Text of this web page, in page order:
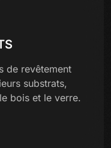
de revêtement
substrats,
bois et le verre.